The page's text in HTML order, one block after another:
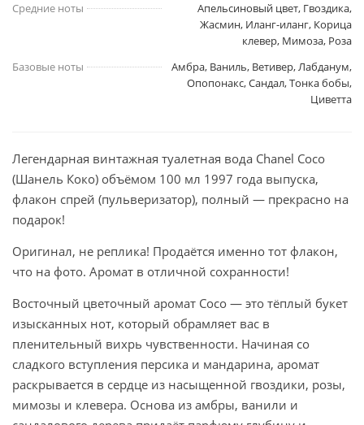
Средние ноты
Апельсиновый цвет, Гвоздика,
Жасмин, Иланг-иланг, Корица
клевер, Мимоза, Роза
Базовые ноты
Амбра, Ваниль, Ветивер, Лабданум,
Опопонакс, Сандал, Тонка бобы,
Циветта
Легендарная винтажная туалетная вода Chanel Coco
(Шанель Коко) объёмом 100 мл 1997 года выпуска,
флакон спрей (пульверизатор), полный — прекрасно на
подарок!
Оригинал, не реплика! Продаётся именно тот флакон,
что на фото. Аромат в отличной сохранности!
Восточный цветочный аромат Coco — это тёплый букет
изысканных нот, который обрамляет вас в
пленительный вихрь чувственности. Начиная со
сладкого вступления персика и мандарина, аромат
раскрывается в сердце из насыщенной гвоздики, розы,
мимозы и клевера. Основа из амбры, ванили и